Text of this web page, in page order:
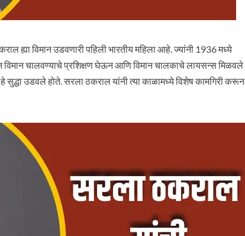
विमान उडवणारी पहिली भारतीय महिला आहे. ज्यांनी 1936 मध्ये
विमान चालवण्याचे प्रशिक्षण घेऊन आणि विमान चालकाचे लायसन्स मिळवले
हे सुद्धा उडवले होते. सरला ठकराल यांनी त्या काळामध्ये विशेष कामगिरी करून